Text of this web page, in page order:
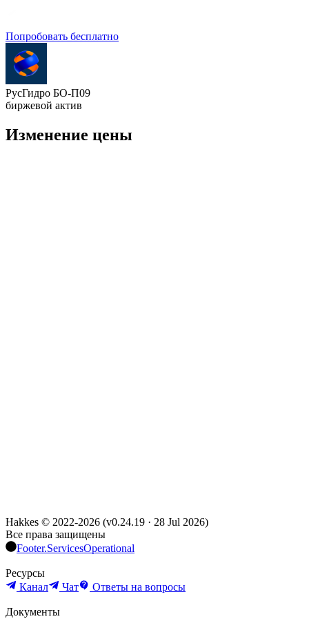
Попробовать бесплатно
РусГидро БО-П09
биржевой актив
Изменение цены
Hakkes © 2022-2026 (v0.24.19 · 28 Jul 2026)
Все права защищены
Footer.ServicesOperational
Ресурсы
Канал
Чат Ответы на вопросы
Документы